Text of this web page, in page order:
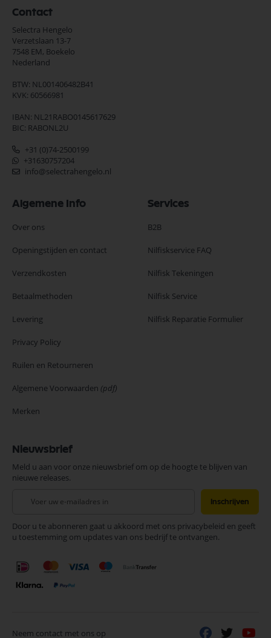
Contact
Selectra Hengelo
Verzetslaan 13-7
7548 EM, Boekelo
Nederland
BTW: NL001406482B41
KVK: 60566981
IBAN: NL21RABO0145617629
BIC: RABONL2U
+31 (0)74-2500199
+31630757204
info@selectrahengelo.nl
Algemene Info
Over ons
Openingstijden en contact
Verzendkosten
Betaalmethoden
Levering
Privacy Policy
Ruilen en Retourneren
Algemene Voorwaarden (pdf)
Merken
Services
B2B
Nilfiskservice FAQ
Nilfisk Tekeningen
Nilfisk Service
Nilfisk Reparatie Formulier
Nieuwsbrief
Meld u aan voor onze nieuwsbrief om op de hoogte te blijven van
nieuwe releases.
onze
nieuwsbrief
Inschrijven
Door u te abonneren gaat u akkoord met ons privacybeleid en geeft
u toestemming om updates van ons bedrijf te ontvangen.
Neem contact met ons op